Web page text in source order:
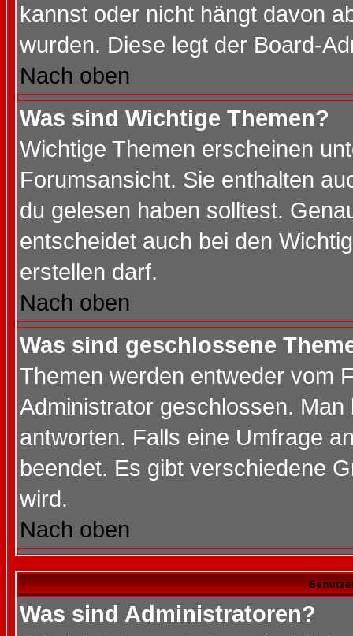
kannst oder nicht hängt davon
wurden. Diese legt der Board-
Nach oben
Was sind Wichtige Themen?
Wichtige Themen erscheinen
Forumsansicht. Sie enthalten
du gelesen haben solltest.
entscheidet auch bei den
erstellen darf.
Nach oben
Was sind geschlossene
Themen werden entweder vom
Administrator geschlossen.
antworten. Falls eine Umfrage
beendet. Es gibt verschiedene
wird.
Nach oben
Was sind Administratoren?